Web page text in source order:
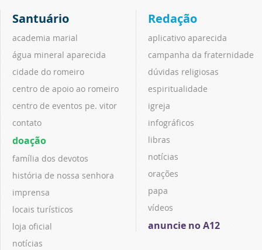
Santuário
academia marial
água mineral aparecida
cidade do romeiro
centro de apoio ao romeiro
centro de eventos pe. vitor
contato
doação
família dos devotos
história de nossa senhora
imprensa
locais turísticos
loja oficial
notícias
Redação
aplicativo aparecida
campanha da fraternidade
dúvidas religiosas
espiritualidade
igreja
infográficos
libras
notícias
orações
papa
vídeos
anuncie no A12